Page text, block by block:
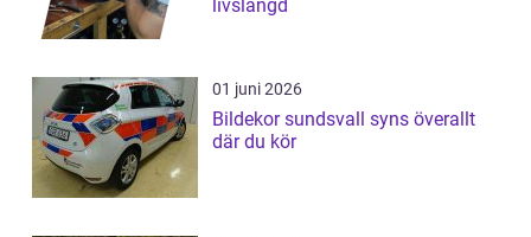
livslängd
01 juni 2026
Bildekor sundsvall syns överallt
där du kör